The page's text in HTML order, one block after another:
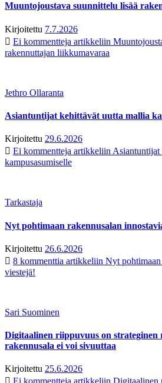
Muuntojoustava suunnittelu lisää
Kirjoitettu 7.7.2026
Ei kommentteja artikkeliin
rakennuttajan liikkumavaraa
Jethro Ollaranta
Asiantuntijat kehittävät uutta mallia
Kirjoitettu 29.6.2026
Ei kommentteja artikkeliin Asiantuntijat
kampusasumiselle
Tarkastaja
Nyt pohtimaan rakennusalan
Kirjoitettu 26.6.2026
8 kommenttia artikkeliin Nyt pohtimaan
viestejä!
Sari Suominen
Digitaalinen riippuvuus on strateginen
rakennusala ei voi sivuuttaa
Kirjoitettu 25.6.2026